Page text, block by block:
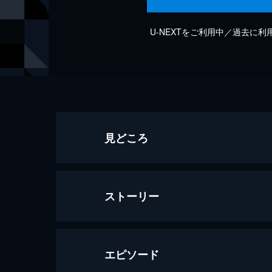
U-NEXTをご利用中／過去に利
見どころ
ストーリー
エピソード